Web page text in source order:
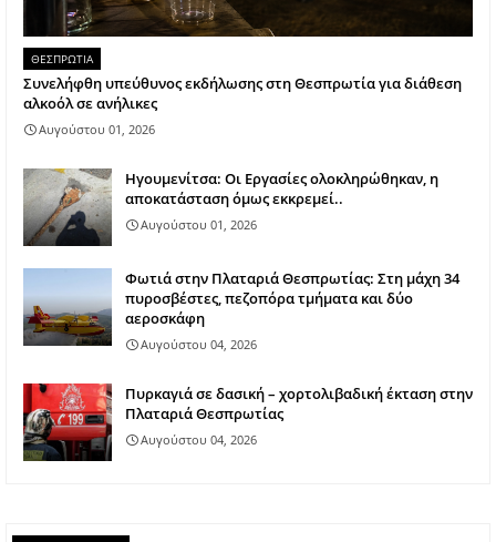
ΘΕΣΠΡΩΤΙΑ
Συνελήφθη υπεύθυνος εκδήλωσης στη Θεσπρωτία για διάθεση
αλκοόλ σε ανήλικες
Αυγούστου 01, 2026
Ηγουμενίτσα: Οι Εργασίες ολοκληρώθηκαν, η
αποκατάσταση όμως εκκρεμεί..
Αυγούστου 01, 2026
Φωτιά στην Πλαταριά Θεσπρωτίας: Στη μάχη 34
πυροσβέστες, πεζοπόρα τμήματα και δύο
αεροσκάφη
Αυγούστου 04, 2026
Πυρκαγιά σε δασική – χορτολιβαδική έκταση στην
Πλαταριά Θεσπρωτίας
Αυγούστου 04, 2026